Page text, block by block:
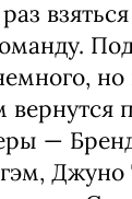
но
—
Джуно